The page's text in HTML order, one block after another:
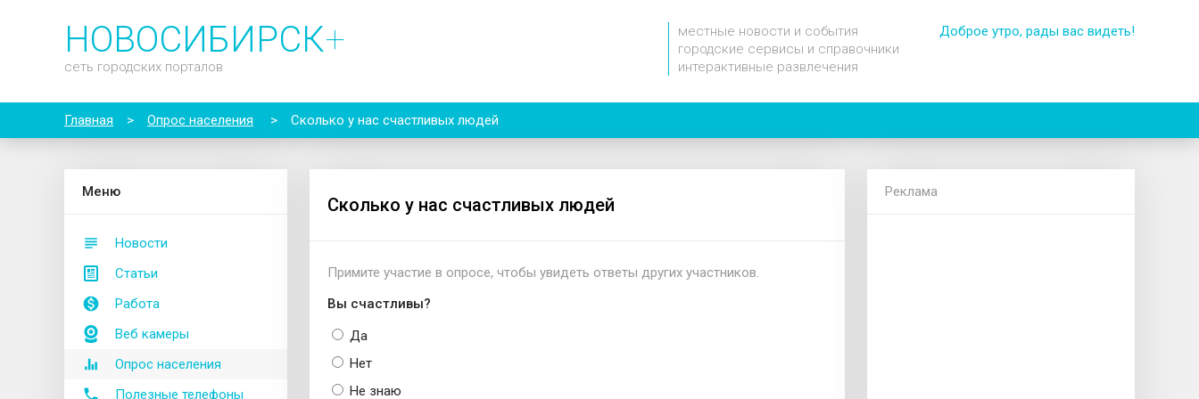
НОВОСИБИРСК+
сеть городских порталов
местные новости и события
городские сервисы и справочники
интерактивные развлечения
Доброе утро, рады вас видеть!
Главная > Опрос населения > Сколько у нас счастливых людей
Меню
Новости
Статьи
Работа
Веб камеры
Опрос населения
Полезные телефоны
Сколько у нас счастливых людей
Примите участие в опросе, чтобы увидеть ответы других участников.
Вы счастливы?
Да
Нет
Не знаю
Реклама